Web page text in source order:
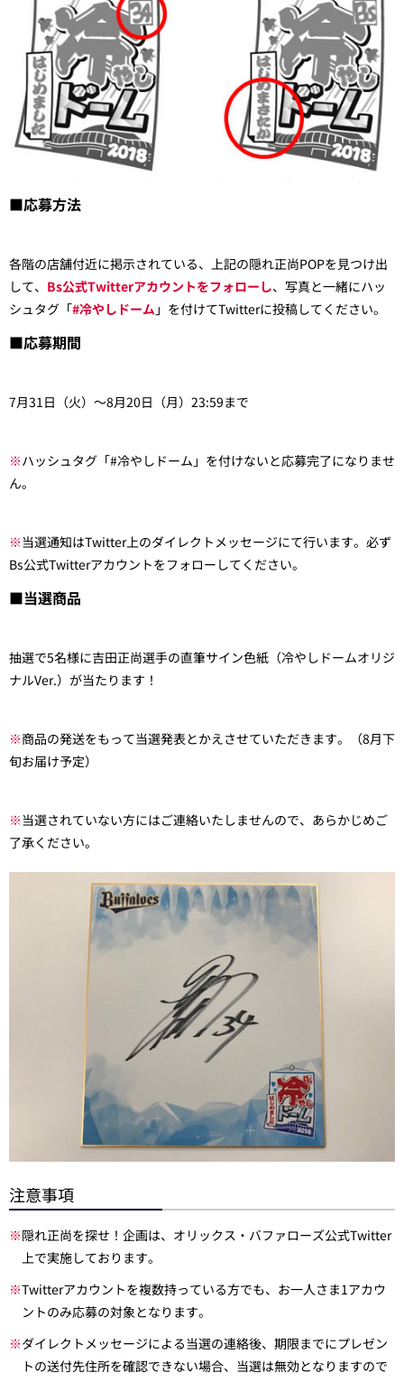
■応募方法
各階の店舗付近に掲示されている、上記の隠れ正尚POPを見つけ出
して、 Bs公式Twitterアカウントをフォローし、写真と一緒にハッ
シュタグ「#冷やしドーム 」を付けてTwitterに投稿してください。
■応募期間
7月31日（火）～8月20日（月）23:59まで
※ハッシュタグ「#冷やしドーム」を付けないと応募完了になりませ
ん。
※ 当選通知はTwitter上のダイレクトメッセージにて行います。必ず
Bs公式Twitterアカウントをフォローしてください。
■当選商品
抽選で5名様に吉田正尚選手の直筆サイン色紙（冷やしドームオリジ
ナルVer.）が当たります！
※商品の発送をもって当選発表とかえさせていただきます。（8月下
旬お届け予定）
※ 当選されていない方にはご連絡いたしませんので、あらかじめご
了承ください。
注意事項
※隠れ正尚を探せ！企画は、オリックス・バファローズ公式Twitter
上で実施しております。
※Twitterアカウントを複数持っている方でも、お一人さま1アカウ
ントのみ応募の対象となります。
※ダイレクトメッセージによる当選の連絡後、期限までにプレゼン
トの送付先住所を確認できない場合、当選は無効となりますので